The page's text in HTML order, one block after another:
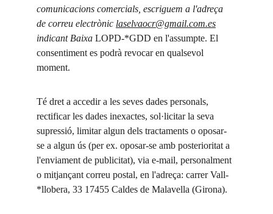
comunicacions comercials, escriguem a l'adreça
de correu electrònic laselvaocr@gmail.com.es
indicant Baixa LOPD-*GDD en l'assumpte. El
consentiment es podrà revocar en qualsevol
moment.
Té dret a accedir a les seves dades personals,
rectificar les dades inexactes, sol·licitar la seva
supressió, limitar algun dels tractaments o oposar-
se a algun ús (per ex. oposar-se amb posterioritat a
l'enviament de publicitat), via e-mail, personalment
o mitjançant correu postal, en l'adreça: carrer Vall-
*llobera, 33 17455 Caldes de Malavella (Girona).